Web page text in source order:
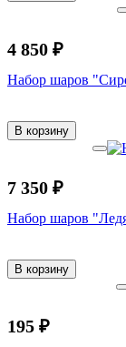
4 850 ₽
Набор шаров
В корзину
7 350 ₽
Набор шаров
В корзину
195 ₽